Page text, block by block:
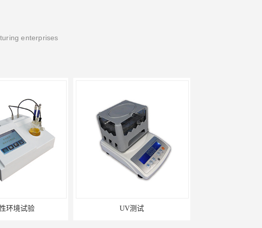
enterprises
UV测试 建筑材料检测